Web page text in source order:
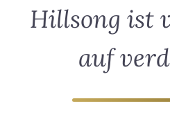
Hillsong ist
auf